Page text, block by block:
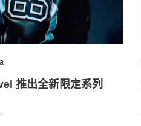
推出全新限定系列